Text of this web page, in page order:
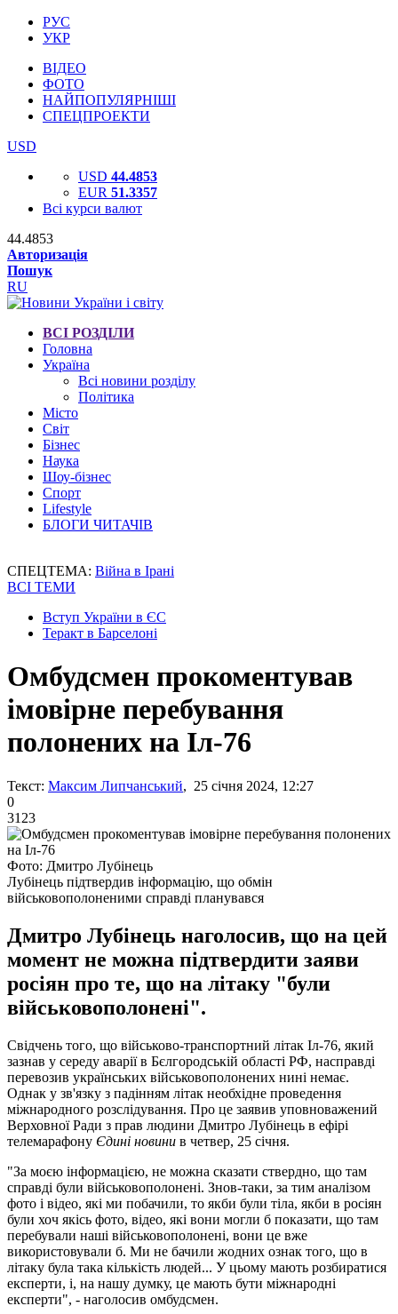
РУС
УКР
ВІДЕО
ФОТО
НАЙПОПУЛЯРНІШІ
СПЕЦПРОЕКТИ
USD
USD 44.4853
EUR 51.3357
Всі курси валют
44.4853
Авторизація
Пошук
RU
ВСІ РОЗДІЛИ
Головна
Україна
Всі новини розділу
Політика
Місто
Світ
Бізнес
Наука
Шоу-бізнес
Спорт
Lifestyle
БЛОГИ ЧИТАЧІВ
СПЕЦТЕМА: Війна в Ірані
ВСІ ТЕМИ
Вступ України в ЄС
Теракт в Барселоні
Омбудсмен прокоментував
імовірне перебування
полонених на Іл-76
Текст: Максим Липчанський, 25 січня 2024, 12:27
0
3123
Фото: Дмитро Лубінець
Лубінець підтвердив інформацію, що обмін
військовополоненими справді планувався
Дмитро Лубінець наголосив, що на цей
момент не можна підтвердити заяви
росіян про те, що на літаку "були
військовополонені".
Свідчень того, що військово-транспортний літак Іл-76, який
зазнав у середу аварії в Бєлгородській області РФ, насправді
перевозив українських військовополонених нині немає.
Однак у зв'язку з падінням літак необхідне проведення
міжнародного розслідування. Про це заявив уповноважений
Верховної Ради з прав людини Дмитро Лубінець в ефірі
телемарафону Єдині новини в четвер, 25 січня.
"За моєю інформацією, не можна сказати ствердно, що там
справді були військовополонені. Знов-таки, за тим аналізом
фото і відео, які ми побачили, то якби були тіла, якби в росіян
були хоч якісь фото, відео, які вони могли б показати, що там
перебували наші військовополонені, вони це вже
використовували б. Ми не бачили жодних ознак того, що в
літаку була така кількість людей... У цьому мають розбиратися
експерти, і, на нашу думку, це мають бути міжнародні
експерти", - наголосив омбудсмен.